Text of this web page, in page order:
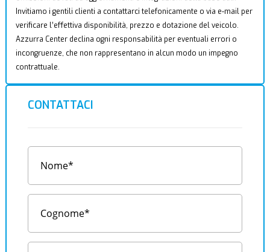
Invitiamo i gentili clienti a contattarci telefonicamente o via e-mail per
verificare l’effettiva disponibilità, prezzo e dotazione del veicolo.
Azzurra Center declina ogni responsabilità per eventuali errori o
incongruenze, che non rappresentano in alcun modo un impegno
contrattuale.
CONTATTACI